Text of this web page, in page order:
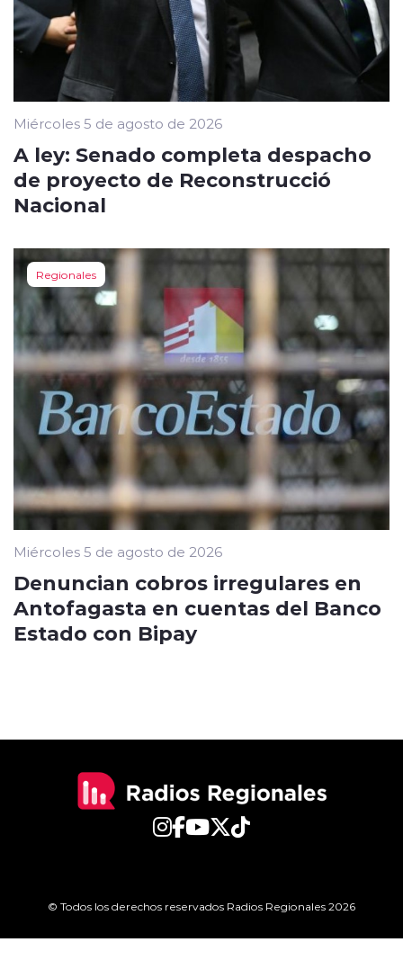
Miércoles 5 de agosto de 2026
A ley: Senado completa despacho
de proyecto de Reconstrucció
Nacional
Regionales
Miércoles 5 de agosto de 2026
Denuncian cobros irregulares en
Antofagasta en cuentas del Banco
Estado con Bipay
© Todos los derechos reservados Radios Regionales 2026